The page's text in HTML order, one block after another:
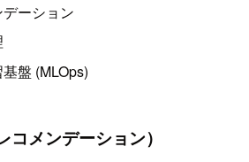
ーション
盤 (MLOps)
メンデーション）